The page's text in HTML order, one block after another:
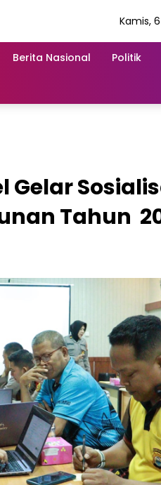
Kamis,
Berita Nasional Politik
Gelar
Tahun